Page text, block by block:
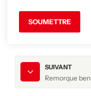
SOUMETTRE
SUIVANT
Remorque